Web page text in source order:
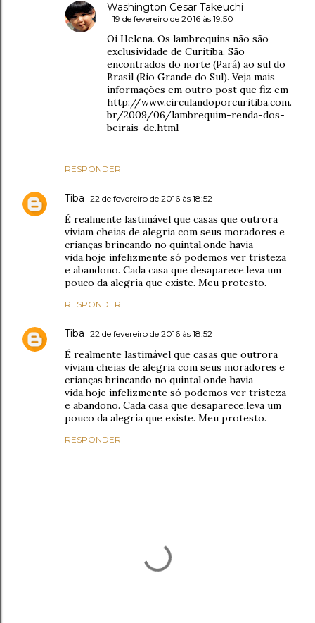
RESPONDER
Washington Cesar Takeuchi
19 de fevereiro de 2016 às 19:50
Oi Helena. Os lambrequins não são
exclusividade de Curitiba. São
encontrados do norte (Pará) ao sul do
Brasil (Rio Grande do Sul). Veja mais
informações em outro post que fiz em
http://www.circulandoporcuritiba.com.
br/2009/06/lambrequim-renda-dos-
beirais-de.html
Tiba 22 de fevereiro de 2016 às 18:52
É realmente lastimável que casas que outrora
viviam cheias de alegria com seus moradores e
crianças brincando no quintal,onde havia
vida,hoje infelizmente só podemos ver tristeza
e abandono. Cada casa que desaparece,leva um
pouco da alegria que existe. Meu protesto.
RESPONDER
Tiba 22 de fevereiro de 2016 às 18:52
É realmente lastimável que casas que outrora
viviam cheias de alegria com seus moradores e
crianças brincando no quintal,onde havia
vida,hoje infelizmente só podemos ver tristeza
e abandono. Cada casa que desaparece,leva um
pouco da alegria que existe. Meu protesto.
RESPONDER